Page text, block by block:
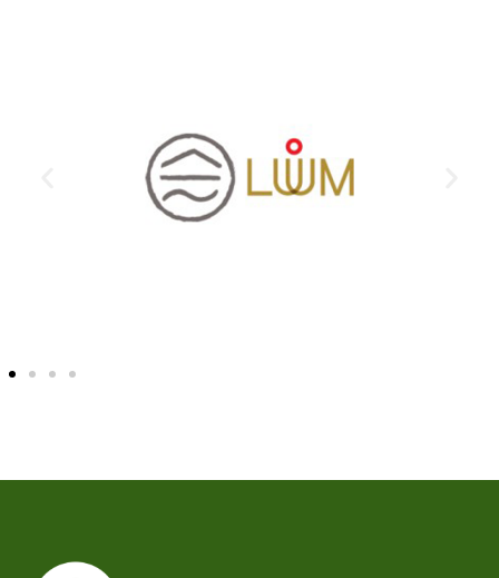
Desarrollo Rural Sustentable Luum
A.C.
Más información